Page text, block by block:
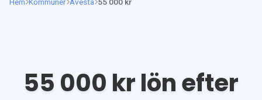
55 000 kr lön efter